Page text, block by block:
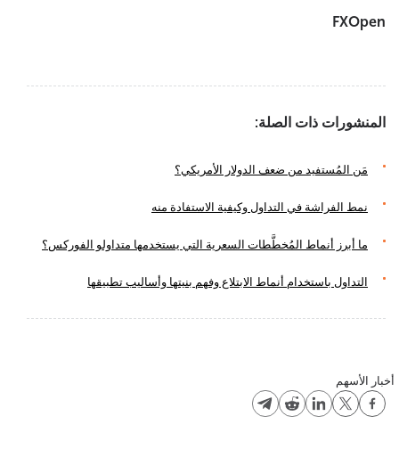
FXOpen
المنشورات ذات الصلة:
مَن المُستفيد من ضعف الدولار الأمريكي؟
نمط الفراشة في التداول وكيفية الاستفادة منه
ما أبرز أنماط المُخطَّطات السعرية التي يستخدمها متداولو الفوركس؟
التداول باستخدام أنماط الابتلاع وفهم بنيتها وأساليب تطبيقها
أخبار الأسهم